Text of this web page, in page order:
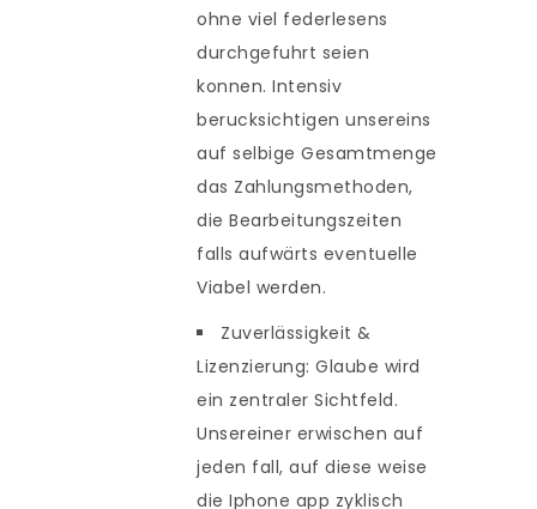
ohne viel federlesens
durchgefuhrt seien
konnen. Intensiv
berucksichtigen unsereins
auf selbige Gesamtmenge
das Zahlungsmethoden,
die Bearbeitungszeiten
falls aufwärts eventuelle
Viabel werden.
Zuverlässigkeit &
Lizenzierung: Glaube wird
ein zentraler Sichtfeld.
Unsereiner erwischen auf
jeden fall, auf diese weise
die Iphone app zyklisch